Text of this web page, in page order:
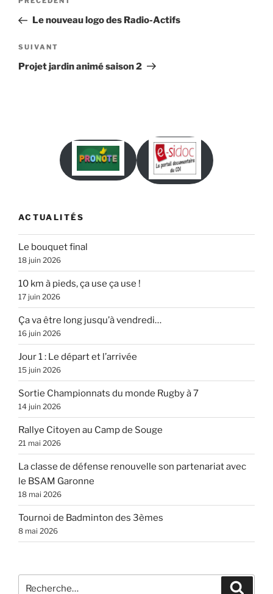
l’article
précédent
Le nouveau logo des Radio-Actifs
Article
suivant
SUIVANT
Projet jardin animé saison 2
ACTUALITÉS
Le bouquet final
18 juin 2026
10 km à pieds, ça use ça use !
17 juin 2026
Ça va être long jusqu’à vendredi…
16 juin 2026
Jour 1 : Le départ et l’arrivée
15 juin 2026
Sortie Championnats du monde Rugby à 7
14 juin 2026
Rallye Citoyen au Camp de Souge
21 mai 2026
La classe de défense renouvelle son partenariat avec
le BSAM Garonne
18 mai 2026
Tournoi de Badminton des 3èmes
8 mai 2026